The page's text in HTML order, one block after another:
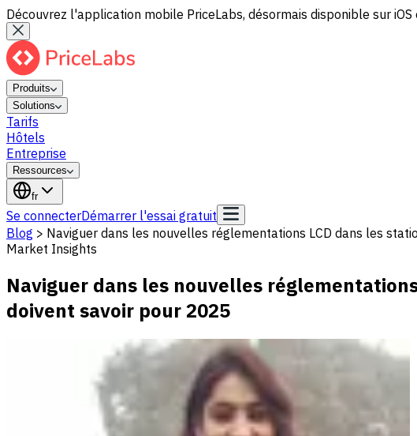
Découvrez l'application mobile PriceLabs, désormais disponible sur iOS
Produits
Solutions
Tarifs
Hôtels
Entreprise
Ressources
fr
Se connecterDémarrer l'essai gratuit
Blog > Naviguer dans les nouvelles réglementations LCD dans les
Market Insights
Naviguer dans les nouvelles
doivent savoir pour 2025